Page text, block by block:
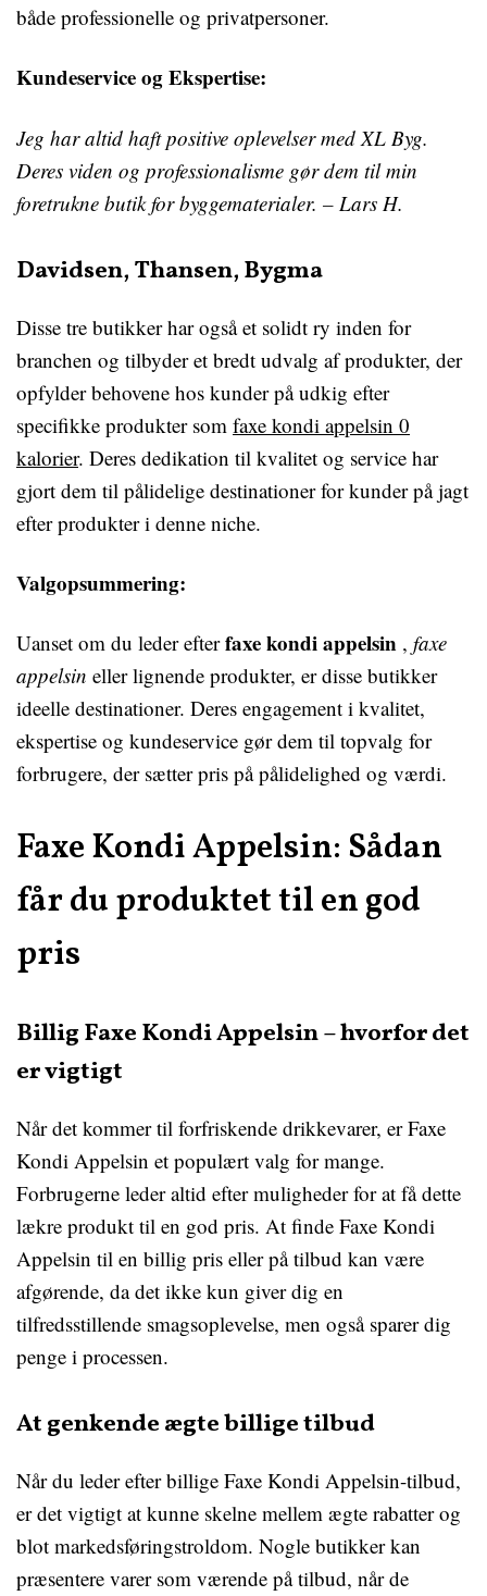
både professionelle og privatpersoner.
Kundeservice og Ekspertise:
Jeg har altid haft positive oplevelser med XL Byg.
Deres viden og professionalisme gør dem til min
foretrukne butik for byggematerialer. – Lars H.
Davidsen, Thansen, Bygma
Disse tre butikker har også et solidt ry inden for
branchen og tilbyder et bredt udvalg af produkter, der
opfylder behovene hos kunder på udkig efter
specifikke produkter som faxe kondi appelsin 0
kalorier. Deres dedikation til kvalitet og service har
gjort dem til pålidelige destinationer for kunder på jagt
efter produkter i denne niche.
Valgopsummering:
Uanset om du leder efterfaxe kondi appelsin , faxe
appelsin eller lignende produkter, er disse butikker
ideelle destinationer. Deres engagement i kvalitet,
ekspertise og kundeservice gør dem til topvalg for
forbrugere, der sætter pris på pålidelighed og værdi.
Faxe Kondi Appelsin: Sådan
får du produktet til en god
pris
Billig Faxe Kondi Appelsin – hvorfor det
er vigtigt
Når det kommer til forfriskende drikkevarer, er Faxe
Kondi Appelsin et populært valg for mange.
Forbrugerne leder altid efter muligheder for at få dette
lækre produkt til en god pris. At finde Faxe Kondi
Appelsin til en billig pris eller på tilbud kan være
afgørende, da det ikke kun giver dig en
tilfredsstillende smagsoplevelse, men også sparer dig
penge i processen.
At genkende ægte billige tilbud
Når du leder efter billige Faxe Kondi Appelsin-tilbud,
er det vigtigt at kunne skelne mellem ægte rabatter og
blot markedsføringstroldom. Nogle butikker kan
præsentere varer som værende på tilbud, når de